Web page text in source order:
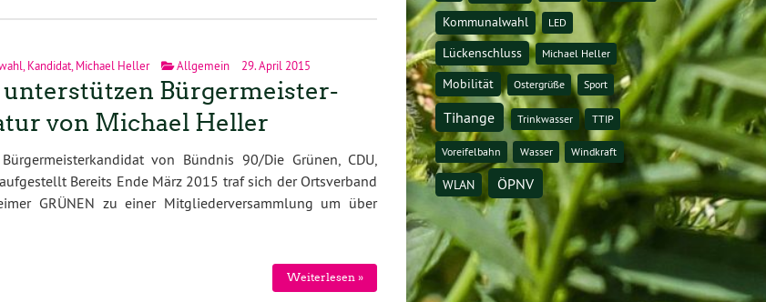
Kandidat, Michael Heller Allgemein 29. April 2015
unterstützen Bürgermeister-
von Michael Heller
von Bündnis 90/Die Grünen, CDU,
aufgestellt Bereits Ende März 2015 traf sich der Ortsverband
GRÜNEN zu einer Mitgliederversammlung um über
Weiterlesen »
Kommunalwahl LED
Lückenschluss Michael Heller
Mobilität Ostergrüße Sport
Tihange Trinkwasser TTIP
Voreifelbahn Wasser Windkraft
WLAN ÖPNV